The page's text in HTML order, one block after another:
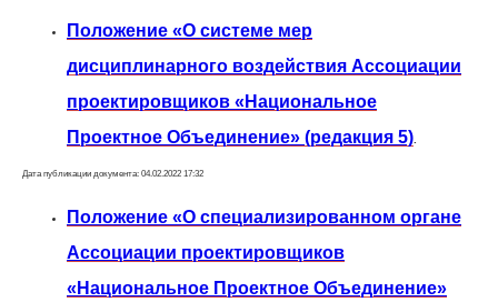
Положение «О системе мер
дисциплинарного воздействия Ассоциации
проектировщиков «Национальное
Проектное Объединение» (редакция 5)
Дата публикации документа: 04.02.2022 17:32
Положение «О специализированном органе
Ассоциации проектировщиков
«Национальное Проектное Объединение»